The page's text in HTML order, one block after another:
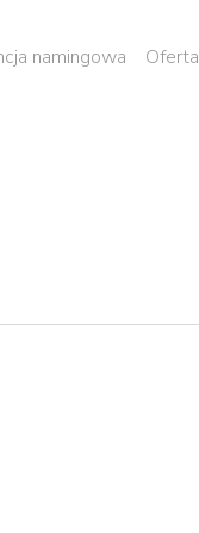
namingowa Oferta